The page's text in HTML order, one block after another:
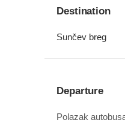
Destination
Sunčev breg
Departure
Polazak